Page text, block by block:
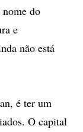
do
e
não está
é ter um
O capital